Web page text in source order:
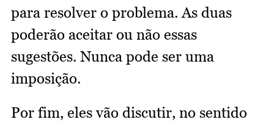
para resolver o problema. As duas
poderão aceitar ou não essas
sugestões. Nunca pode ser uma
imposição.
Por fim, eles vão discutir, no sentido